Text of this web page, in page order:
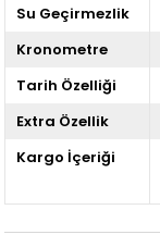
Su Geçirmezlik
Kronometre
Tarih Özelliği
Extra Özellik
Kargo İçeriği